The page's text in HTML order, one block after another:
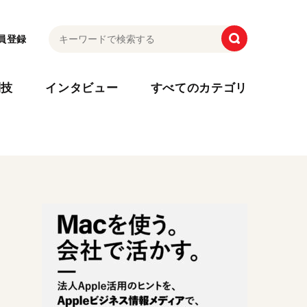
登録
インタビュー すべてのカテゴリ